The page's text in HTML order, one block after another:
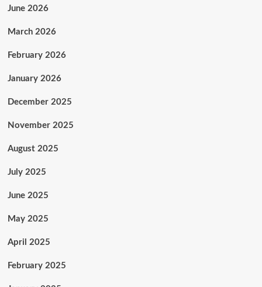
June 2026
March 2026
February 2026
January 2026
December 2025
November 2025
August 2025
July 2025
June 2025
May 2025
April 2025
February 2025